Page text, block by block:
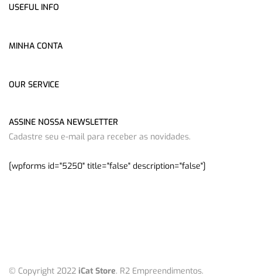
USEFUL INFO
MINHA CONTA
OUR SERVICE
ASSINE NOSSA NEWSLETTER
Cadastre seu e-mail para receber as novidades.
[wpforms id="5250" title="false" description="false"]
© Copyright 2022 iCat Store. R2 Empreendimentos.